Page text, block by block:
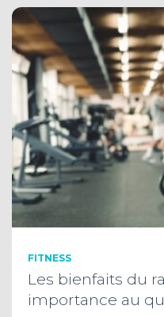
FITNESS
Les bienfaits du
importance au